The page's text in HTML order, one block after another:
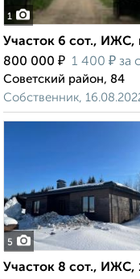
1
Участок 6 сот., ИЖС,
800 000 ₽ 1 400 ₽ за
Советский район, 84
Собственник,
5
Участок 8 сот., ИЖС,